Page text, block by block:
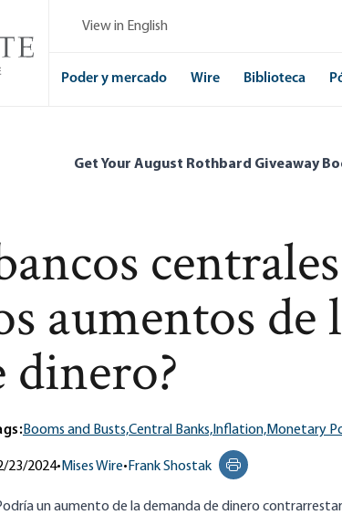
View in English
Poder y mercado Wire Biblioteca
Get Your August Rothbard Giveaway
centrales
aumentos de
dinero?
Booms and Busts,Central Banks, Inflation,Monetary
23/2024• Mises Wire• Frank Shostak
Print this page
un aumento de la demanda de dinero